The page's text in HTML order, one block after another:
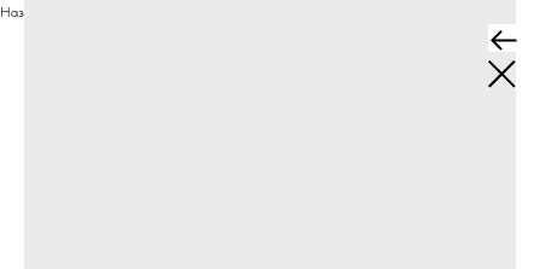
Назад